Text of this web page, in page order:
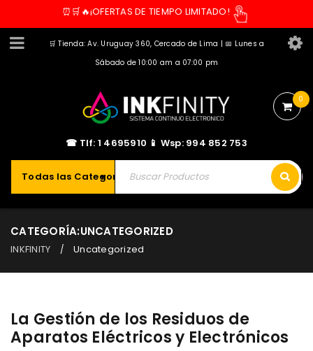
⏰🛒🔥¡OFERTAS DE TIEMPO LIMITADO!
🛒 Tienda: Av. Uruguay 360, Cercado de Lima | 📅 Lunes a
Sábado de 10:00 am a 07:00 pm
☎ Tlf: 1 4695910 📱 Wsp: 994 852 753
Todas las Categorías
0
CATEGORÍA:UNCATEGORIZED
INKFINITY / Uncategorized
La Gestión de los Residuos de
Aparatos Eléctricos y Electrónicos